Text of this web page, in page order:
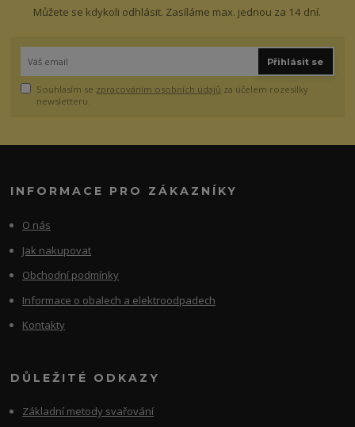
Můžete se kdykoli odhlásit. Zasíláme max. jednou za 14 dní.
Přihlásit se
Souhlasím se zpracováním osobních údajů za účelem rozesílky
newsletteru.
INFORMACE PRO ZÁKAZNÍKY
O nás
Jak nakupovat
Obchodní podmínky
Informace o obalech a elektroodpadech
Kontakty
DŮLEŽITÉ ODKAZY
Základní metody svařování